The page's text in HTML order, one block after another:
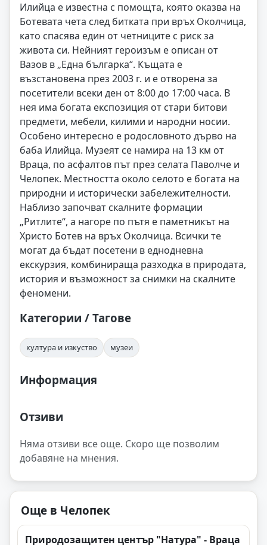
Илийца е известна с помощта, която оказва на
Ботевата чета след битката при връх Околчица,
като спасява един от четниците с риск за
живота си. Нейният героизъм е описан от
Вазов в „Една българка“. Къщата е
възстановена през 2003 г. и е отворена за
посетители всеки ден от 8:00 до 17:00 часа. В
нея има богата експозиция от стари битови
предмети, мебели, килими и народни носии.
Особено интересно е родословното дърво на
баба Илийца. Музеят се намира на 13 км от
Враца, по асфалтов път през селата Паволче и
Челопек. Местността около селото е богата на
природни и исторически забележителности.
Наблизо започват скалните формации
„Ритлите“, а нагоре по пътя е паметникът на
Христо Ботев на връх Околчица. Всички те
могат да бъдат посетени в еднодневна
екскурзия, комбинираща разходка в природата,
история и възможност за снимки на скалните
феномени.
Категории / Тагове
култура и изкуство музеи
Информация
Отзиви
Няма отзиви все още. Скоро ще позволим
добавяне на мнения.
Още в Челопек
Природозащитен център "Натура" - Враца